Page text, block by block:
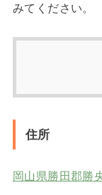
みてください。
住所
岡山県勝田郡勝